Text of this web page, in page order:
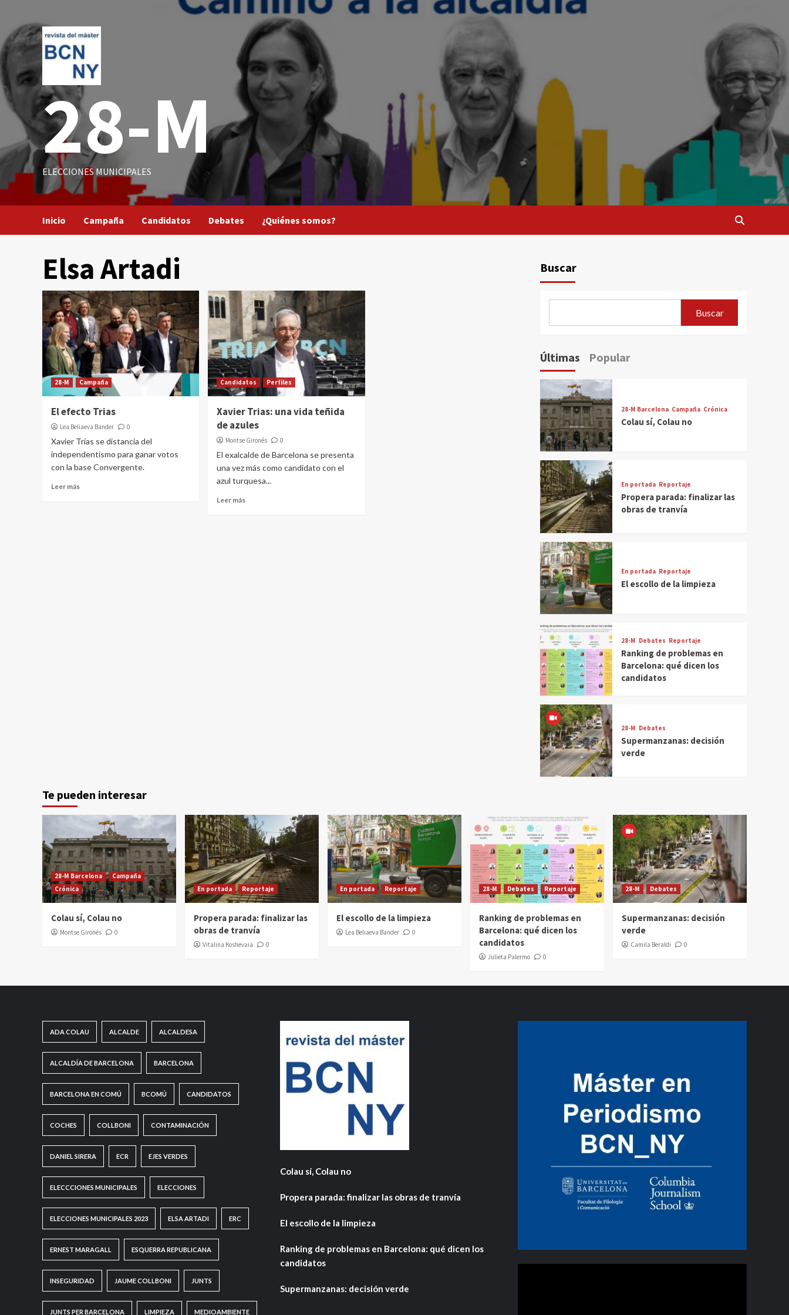
contenido
28-M
ELECCIONES MUNICIPALES
Inicio Campaña Candidatos Debates ¿Quiénes somos?
Elsa Artadi
28-M Campaña
El efecto Trias
Lea Beliaeva Bander 0
Xavier Trias se distancia del
independentismo para ganar votos
con la base Convergente.
Leer más
Candidatos Perfiles
Xavier Trias: una vida teñida
de azules
Montse Gironés 0
El exalcalde de Barcelona se presenta
una vez más como candidato con el
azul turquesa...
Leer más
Buscar
Buscar
Últimas Popular
28-M Barcelona Campaña Crónica
Colau sí, Colau no
En portada Reportaje
Propera parada: finalizar las
obras de tranvía
En portada Reportaje
El escollo de la limpieza
28-M Debates Reportaje
Ranking de problemas en
Barcelona: qué dicen los
candidatos
28-M Debates
Supermanzanas: decisión
verde
Te pueden interesar
28-M Barcelona
Campaña
Crónica
Colau sí, Colau no
Montse Gironés 0
En portada Reportaje
Propera parada: finalizar las
obras de tranvía
Vitalina Koshevaia 0
En portada Reportaje
El escollo de la limpieza
Lea Beliaeva Bander 0
28-M Debates Reportaje
Ranking de problemas en
Barcelona: qué dicen los
candidatos
Julieta Palermo 0
28-M Debates
Supermanzanas: decisión
verde
Camila Beraldi 0
ADA COLAU ALCALDE ALCALDESA
ALCALDÍA DE BARCELONA BARCELONA
BARCELONA EN COMÚ BCOMÚ CANDIDATOS
COCHES COLLBONI CONTAMINACIÓN
DANIEL SIRERA ECR EJES VERDES
ELECCCIONES MUNICIPALES ELECCIONES
ELECCIONES MUNICIPALES 2023 ELSA ARTADI ERC
ERNEST MARAGALL ESQUERRA REPUBLICANA
INSEGURIDAD JAUME COLLBONI JUNTS
JUNTS PER BARCELONA LIMPIEZA MEDIOAMBIENTE
Colau sí, Colau no
Propera parada: finalizar las obras de tranvía
El escollo de la limpieza
Ranking de problemas en Barcelona: qué dicen los
candidatos
Supermanzanas: decisión verde